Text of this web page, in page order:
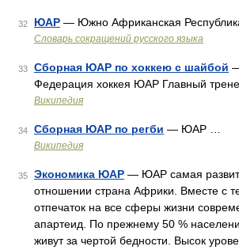
32 ЮАР — Южно Африканская
Словарь сокращений русского языка
33 Сборная ЮАР по хоккею с шайбой
Федерация хоккея ЮАР Главный
Википедия
34 Сборная ЮАР по регби — ЮАР …
Википедия
35 Экономика ЮАР — ЮАР самая
отношении страна Африки. Вместе с
отпечаток на все сферы жизни
апартеид. По прежнему 50 %
живут за чертой бедности. Высок